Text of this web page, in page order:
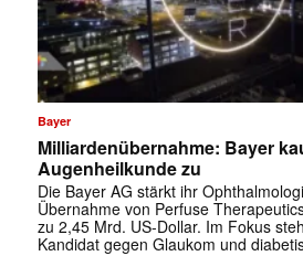
Bayer
Milliardenübernahme: Bayer
Augenheilkunde zu
Die Bayer AG stärkt ihr
Übernahme von Perfuse
zu 2,45 Mrd. US-Dollar. Im Fokus
Kandidat gegen Glaukom und